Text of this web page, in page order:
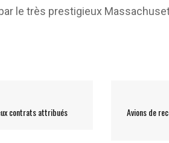
le très prestigieux
contrats attribués
Avions de